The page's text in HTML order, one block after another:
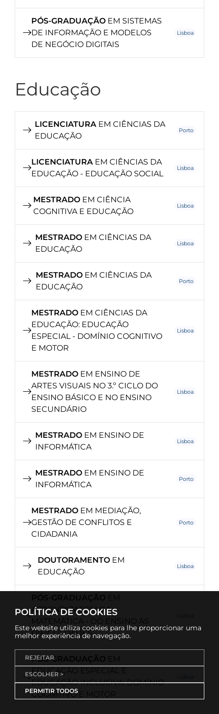
PÓS-GRADUAÇÃO EM SISTEMAS
DE INFORMAÇÃO E MODELOS
DE NEGÓCIO DIGITAIS
Lisboa
Educação
LICENCIATURAEM CIÊNCIAS DA
EDUCAÇÃO
Porto
LICENCIATURA EM CIÊNCIAS DA
EDUCAÇÃO - EDUCAÇÃO SOCIAL
Lisboa
MESTRADO EM CIÊNCIA
COGNITIVA E EDUCAÇÃO
Lisboa
MESTRADO EM CIÊNCIAS DA
EDUCAÇÃO
Lisboa
MESTRADOEM CIÊNCIAS DA
EDUCAÇÃO
Porto
MESTRADO EM CIÊNCIAS DA
EDUCAÇÃO: EDUCAÇÃO
ESPECIAL - DOMÍNIO COGNITIVO
E MOTOR
Lisboa
MESTRADO EM ENSINO DE
ARTES VISUAIS NO 3.º CICLO DO
ENSINO BÁSICO E NO ENSINO
SECUNDÁRIO
Lisboa
MESTRADOEM ENSINO DE
INFORMÁTICA
Lisboa
MESTRADO EM ENSINO DE
INFORMÁTICA
Porto
MESTRADO EM MEDIAÇÃO,
GESTÃO DE CONFLITOS E
CIDADANIA
Porto
DOUTORAMENTOEM
EDUCAÇÃO
Lisboa
PÓS-GRADUAÇÃO EM
APRENDIZAGEM DA
MATEMÁTICA - DO ENSINO ÀS
DIFICULDADES
PÓS-GRADUAÇÃO EM
EDUCAÇÃO ESPECIAL E
EDUCAÇÃO INCLUSIVA: DOMÍNIO
COGNITIVO E MOTOR
POLÍTICA DE COOKIES
Este website utiliza cookies para lhe proporcionar uma
melhor experiência de navegação.
REJEITAR
ESCOLHER >
PERMITIR TODOS